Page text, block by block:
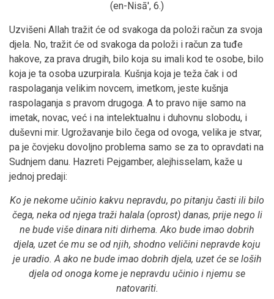
(en-Nisā', 6.)
Uzvišeni Allah tražit će od svakoga da položi račun za svoja
djela. No, tražit će od svakoga da položi i račun za tuđe
hakove, za prava drugih, bilo koja su imali kod te osobe, bilo
koja je ta osoba uzurpirala. Kušnja koja je teža čak i od
raspolaganja velikim novcem, imetkom, jeste kušnja
raspolaganja s pravom drugoga. A to pravo nije samo na
imetak, novac, već i na intelektualnu i duhovnu slobodu, i
duševni mir. Ugrožavanje bilo čega od ovoga, velika je stvar,
pa je čovjeku dovoljno problema samo se za to opravdati na
Sudnjem danu. Hazreti Pejgamber, alejhisselam, kaže u
jednoj predaji:
Ko je nekome učinio kakvu nepravdu, po pitanju časti ili bilo
čega, neka od njega traži halala (oprost) danas, prije nego li
ne bude više dinara niti dirhema. Ako bude imao dobrih
djela, uzet će mu se od njih, shodno veličini nepravde koju
je uradio. A ako ne bude imao dobrih djela, uzet će se loših
djela od onoga kome je nepravdu učinio i njemu se
natovariti.